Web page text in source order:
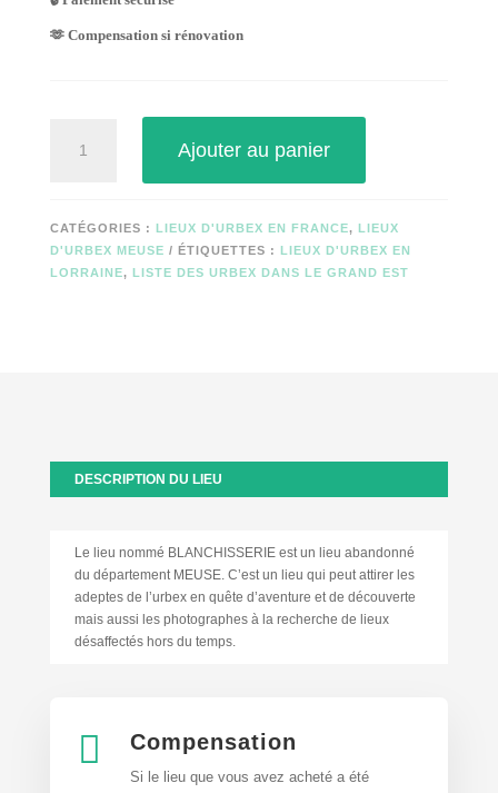
🫶 Compensation si rénovation
Ajouter au panier
CATÉGORIES : LIEUX D'URBEX EN FRANCE, LIEUX
D'URBEX MEUSE
ÉTIQUETTES : LIEUX D'URBEX EN
LORRAINE, LISTE DES URBEX DANS LE GRAND EST
DESCRIPTION DU LIEU
Le lieu nommé BLANCHISSERIE est un lieu abandonné
du département MEUSE. C’est un lieu qui peut attirer les
adeptes de l’urbex en quête d’aventure et de découverte
mais aussi les photographes à la recherche de lieux
désaffectés hors du temps.
 Compensation
Si le lieu que vous avez acheté a été